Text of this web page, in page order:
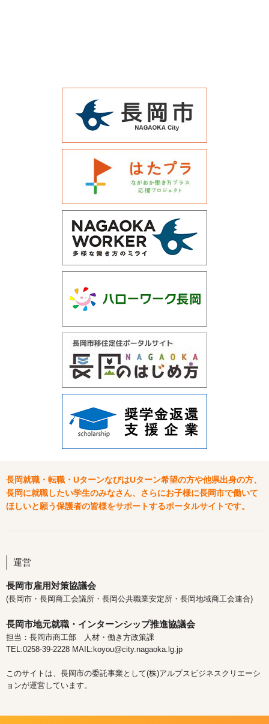
長岡就職・転職・UターンなびはUターン希望の方や他県出身の方、
長岡に就職したい学生のみなさん、さらにお子様に長岡市で働いて
ほしいと願う保護者の皆様をサポートするポータルサイトです。
運営
長岡市雇用対策協議会
(長岡市・長岡商工会議所・長岡公共職業安定所・長岡地域商工会連合)
長岡市地元就職・インターンシップ推進協議会
担当：長岡市商工部 人材・働き方政策課
TEL:0258-39-2228 MAIL:koyou@city.nagaoka.lg.jp
このサイトは、長岡市の委託事業として(株)アルプスビジネスクリエーシ
ョンが運営しています。